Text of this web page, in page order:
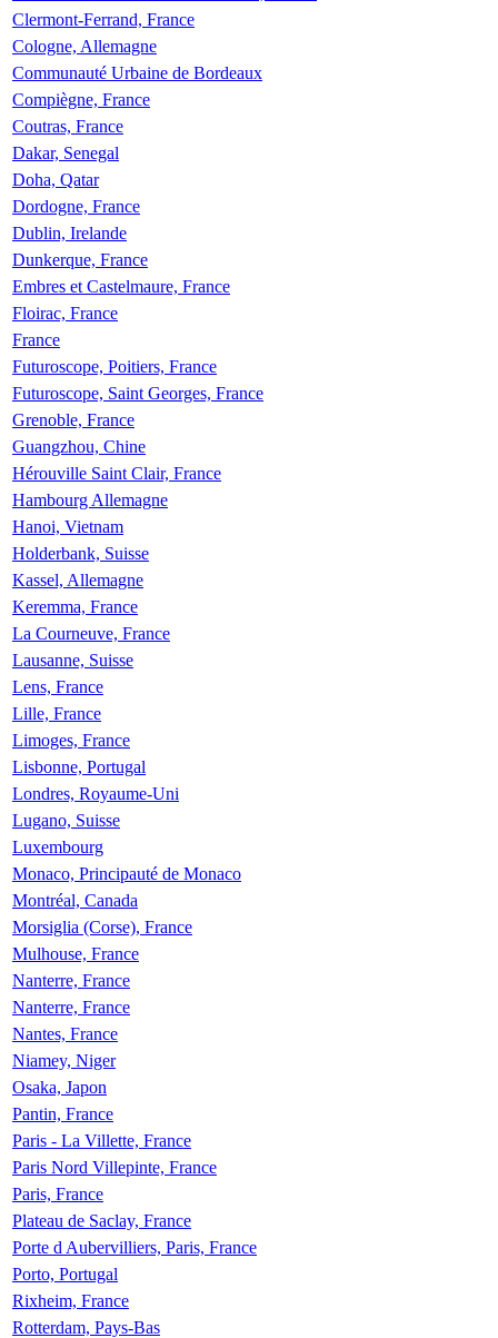
Clermont-Ferrand, France
Cologne, Allemagne
Communauté Urbaine de Bordeaux
Compiègne, France
Coutras, France
Dakar, Senegal
Doha, Qatar
Dordogne, France
Dublin, Irelande
Dunkerque, France
Embres et Castelmaure, France
Floirac, France
France
Futuroscope, Poitiers, France
Futuroscope, Saint Georges, France
Grenoble, France
Guangzhou, Chine
Hérouville Saint Clair, France
Hambourg Allemagne
Hanoi, Vietnam
Holderbank, Suisse
Kassel, Allemagne
Keremma, France
La Courneuve, France
Lausanne, Suisse
Lens, France
Lille, France
Limoges, France
Lisbonne, Portugal
Londres, Royaume-Uni
Lugano, Suisse
Luxembourg
Monaco, Principauté de Monaco
Montréal, Canada
Morsiglia (Corse), France
Mulhouse, France
Nanterre, France
Nanterre, France
Nantes, France
Niamey, Niger
Osaka, Japon
Pantin, France
Paris - La Villette, France
Paris Nord Villepinte, France
Paris, France
Plateau de Saclay, France
Porte d Aubervilliers, Paris, France
Porto, Portugal
Rixheim, France
Rotterdam, Pays-Bas